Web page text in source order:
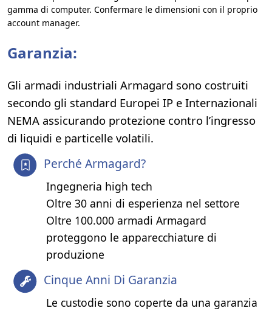
gamma di computer. Confermare le dimensioni con il proprio
account manager.
Garanzia:
Gli armadi industriali Armagard sono costruiti
secondo gli standard Europei IP e Internazionali
NEMA assicurando protezione contro l’ingresso
di liquidi e particelle volatili.
Perché Armagard?
Ingegneria high tech
Oltre 30 anni di esperienza nel settore
Oltre 100.000 armadi Armagard
proteggono le apparecchiature di
produzione
Cinque Anni Di Garanzia
Le custodie sono coperte da una garanzia